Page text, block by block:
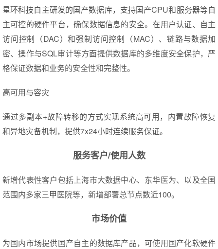
星环科技自主研发的国产数据库，支持国产CPU和服务器等自
主可控的硬件平台，确保数据信息的安全。在用户认证、自主
访问控制（DAC）和强制访问控制（MAC）、链路与数据加
密、操作与SQL审计等方面提供数据库的多维度安全保护，严
格保证数据和业务的安全性和完整性。
高可用与容灾
通过多副本+故障转移的方式实现系统高可用，内置故障恢复
和异地灾备机制，提供7x24小时连续服务保证。
服务客户/使用人数
新增代表性客户包括上海市大数据中心、东华医为、以及全国
范围内多家三甲医院等，新增部署总节点数近100。
市场价值
为国内市场提供国产自主的数据库产品，可使用国产化软硬件